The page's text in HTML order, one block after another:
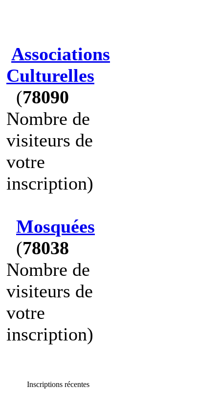
Associations
Culturelles
(78090
Nombre de
visiteurs de
votre
inscription)
Mosquées
(78038
Nombre de
visiteurs de
votre
inscription)
Inscriptions récentes